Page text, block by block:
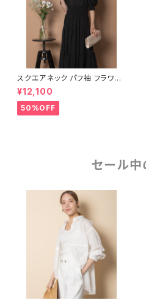
スクエアネック パフ袖 フラワー
ジャガード ティアードワンピー
ス
¥12,100
50%OFF
セール中